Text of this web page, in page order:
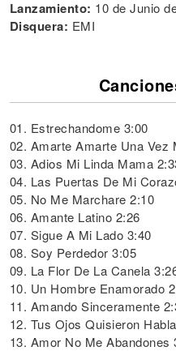
Lanzamiento: 10 de Junio
Disquera: EMI
01. Estrechandome 3:00
02. Amarte Amarte Una Vez
03. Adios Mi Linda Mama
04. Las Puertas De Mi
05. No Me Marchare 2:10
06. Amante Latino 2:26
07. Sigue A Mi Lado 3:40
08. Soy Perdedor 3:05
09. La Flor De La Canela
10. Un Hombre Enamorado
11. Amando Sinceramente
12. Tus Ojos Quisieron
13. Amor No Me Abandones